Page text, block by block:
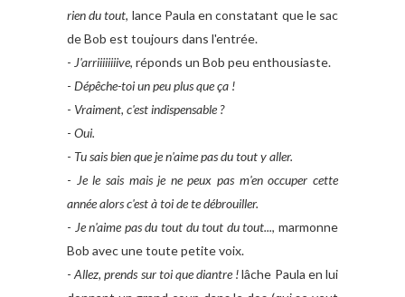
rien du tout, lance Paula en constatant que le sac
de Bob est toujours dans l'entrée.
- J'arriiiiiiiive, réponds un Bob peu enthousiaste.
- Dépêche-toi un peu plus que ça !
- Vraiment, c'est indispensable ?
- Oui.
- Tu sais bien que je n'aime pas du tout y aller.
- Je le sais mais je ne peux pas m'en occuper cette
année alors c'est à toi de te débrouiller.
- Je n'aime pas du tout du tout du tout..., marmonne
Bob avec une toute petite voix.
-Allez, prends sur toi que diantre !lâche Paula en lui